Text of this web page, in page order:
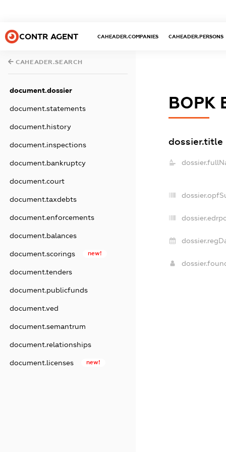
CONTR AGENT CAHEADER.COMPANIES CAHEADER.PERSONS
CAHEADER.SEARCH
document.dossier
document.statements
document.history
document.inspections
document.bankruptcy
document.court
document.taxdebts
document.enforcements
document.balances
document.scorings new!
document.tenders
document.publicfunds
document.ved
document.semantrum
document.relationships
document.licenses new!
ВОРК
dossier.title